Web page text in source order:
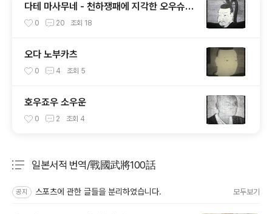
다테 마사무네 - 천하쟁패에 지각한 오우슈우
패왕[奥州覇王]의 100만석 꿈
0 20 조회 18
오다 노부카츠
0 4 조회 5
호우죠우 소우운
0 2 조회 4
일본서적 번역/戰國武將100話
공지 스포츠에 관한 글들을 분리하였습니다. 모두보기